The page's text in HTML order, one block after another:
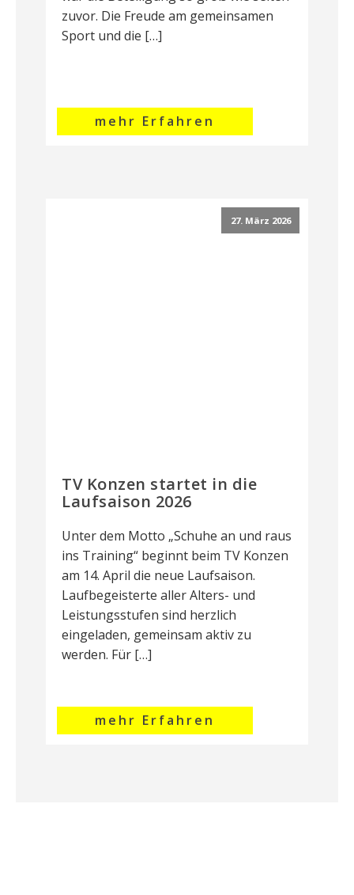
zuvor. Die Freude am gemeinsamen
Sport und die […]
mehr Erfahren
27. März 2026
TV Konzen startet in die
Laufsaison 2026
Unter dem Motto „Schuhe an und raus
ins Training“ beginnt beim TV Konzen
am 14. April die neue Laufsaison.
Laufbegeisterte aller Alters- und
Leistungsstufen sind herzlich
eingeladen, gemeinsam aktiv zu
werden. Für […]
mehr Erfahren